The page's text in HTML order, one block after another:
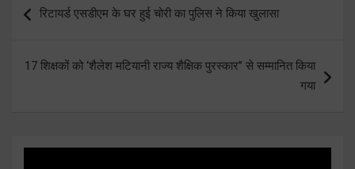
navigation
रिटायर्ड एसडीएम के घर हुई चोरी का पुलिस ने किया खुलासा
17 शिक्षकों को ‘शैलेश मटियानी राज्य शैक्षिक पुरस्कार’’ से सम्मानित किया
गया